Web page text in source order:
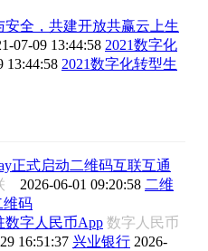
全，共建开放共赢云上生
07-09 13:44:58 2021数字化
13:44:58 2021数字化转型生
正式启动二维码互联互通
2026-06-01 09:20:58 二维
维码
数字人民币App 数字人民币
16:51:37 兴业银行 2026-